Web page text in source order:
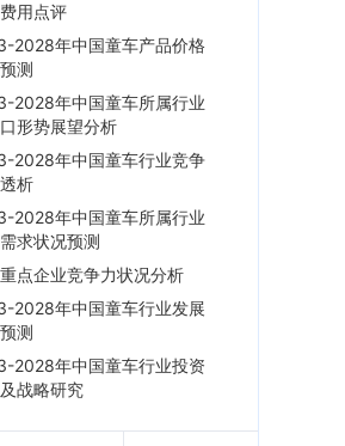
用点评
2028年中国童车产品价格
测
2028年中国童车所属行业
形势展望分析
2028年中国童车行业竞争
析
2028年中国童车所属行业
求状况预测
点企业竞争力状况分析
2028年中国童车行业发展
测
2028年中国童车行业投资
战略研究